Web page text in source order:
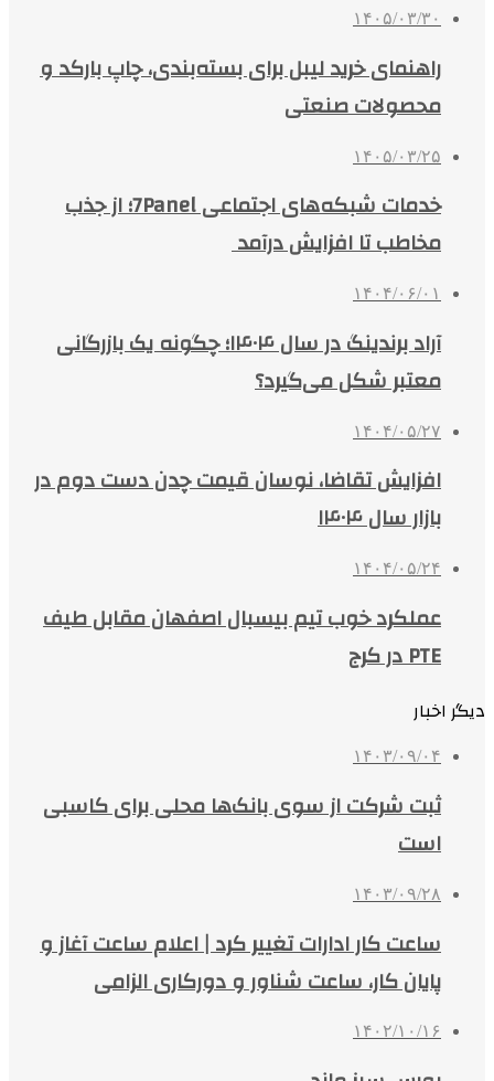
۱۴۰۵/۰۳/۳۰
راهنمای خرید لیبل برای بسته‌بندی، چاپ بارکد و
محصولات صنعتی
۱۴۰۵/۰۳/۲۵
خدمات شبکه‌های اجتماعی 7Panel؛ از جذب
مخاطب تا افزایش درآمد
۱۴۰۴/۰۶/۰۱
آراد برندینگ در سال ۱۴۰۴؛ چگونه یک بازرگانی
معتبر شکل می‌گیرد؟
۱۴۰۴/۰۵/۲۷
افزایش تقاضا، نوسان قیمت چدن دست دوم در
بازار سال ۱۴۰۴
۱۴۰۴/۰۵/۲۴
عملکرد خوب تیم بیسبال اصفهان مقابل طیف
PTE در کرج
دیگر اخبار
۱۴۰۳/۰۹/۰۴
ثبت شرکت از سوی بانک‌ها محلی برای کاسبی
است
۱۴۰۳/۰۹/۲۸
ساعت‌ کار ادارات تغییر کرد | اعلام ساعت آغاز و
پایان کار، ساعت شناور و دورکاری الزامی
۱۴۰۲/۱۰/۱۶